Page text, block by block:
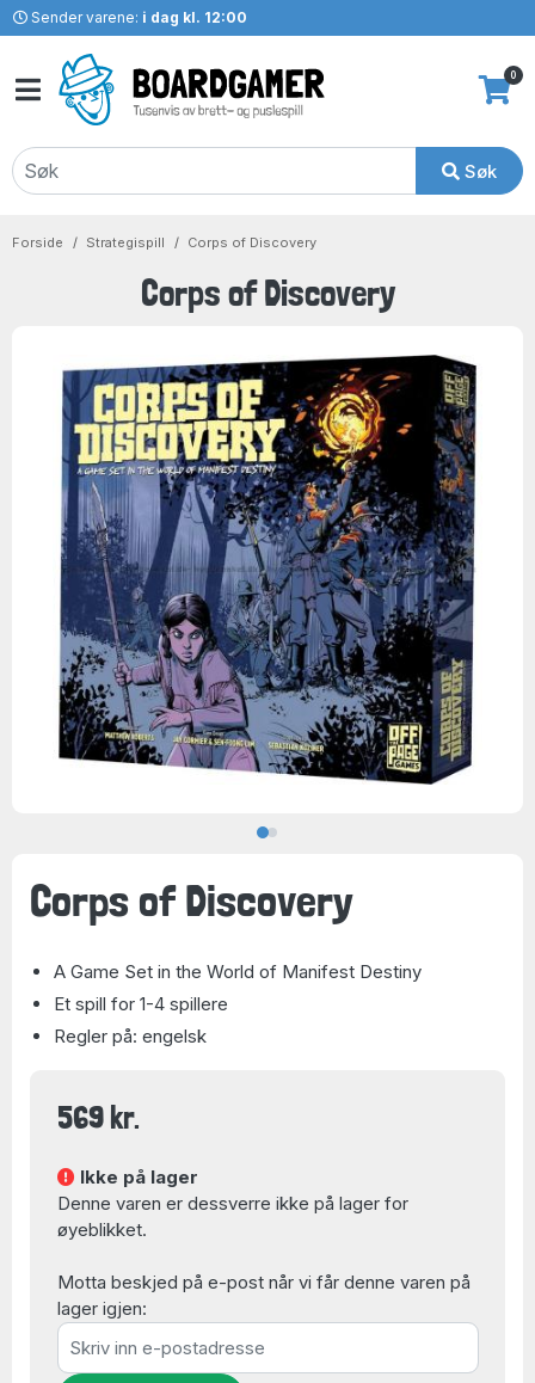
Sender varene: i dag kl. 12:00
Søk
0
Forside Strategispill Corps of Discovery
Corps of Discovery
Corps of Discovery
A Game Set in the World of Manifest Destiny
Et spill for 1-4 spillere
Regler på: engelsk
569 kr.
Ikke på lager
Denne varen er dessverre ikke på lager for
øyeblikket.
Motta beskjed på e-post når vi får denne varen på
lager igjen: